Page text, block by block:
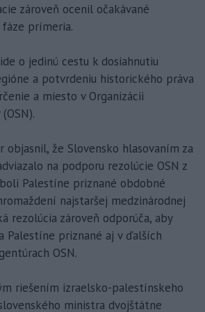
zároveň ocenil očakávané
prímeria.
o jedinú cestu k dosiahnutiu
a potvrdeniu historického práva
a miesto v Organizácii
objasnil, že Slovensko hlasovaním za
na podporu rezolúcie OSN z
Palestíne priznané obdobné
najstaršej medzinárodnej
rezolúcia zároveň odporúča, aby
Palestíne priznané aj v ďalších
OSN.
riešením izraelsko-palestínskeho
ministra dvojštátne